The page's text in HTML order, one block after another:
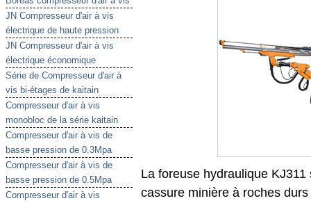
JN Compresseur d'air à vis
électrique de haute pression
JN Compresseur d'air à vis
électrique économique
Série de Compresseur d'air à
vis bi-étages de kaitain
Compresseur d'air à vis
monobloc de la série kaitain
Compresseur d'air à vis de
basse pression de 0.3Mpa
Compresseur d'air à vis de
basse pression de 0.5Mpa
Compresseur d'air à vis
La foreuse hydraulique
cassure minière à roches